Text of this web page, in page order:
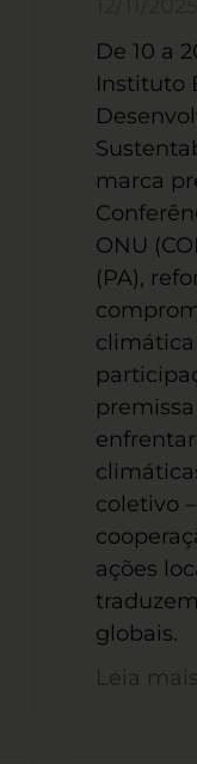
De 10 a
Instituto
marca
ONU
(PA),
coletivo
ações
globais.
Leia